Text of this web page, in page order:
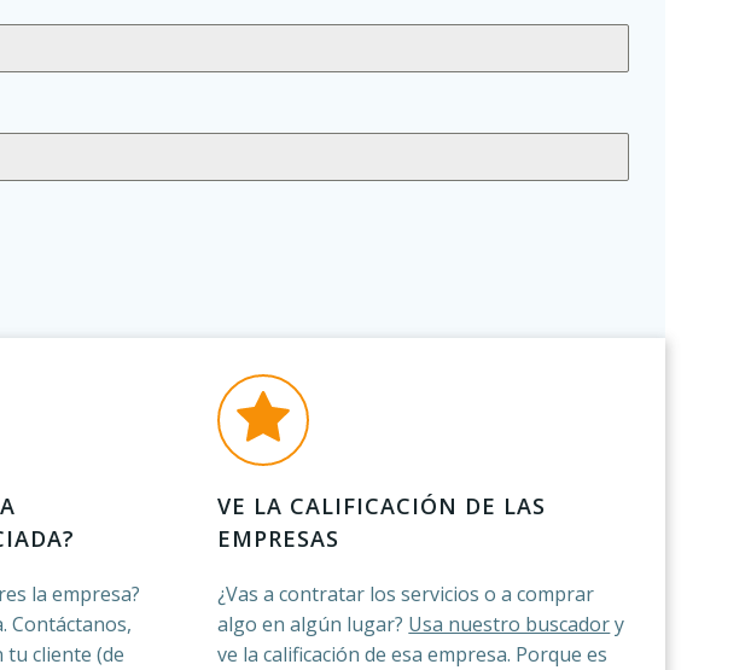
la empresa?
Contáctanos,
cliente (de
VE LA CALIFICACIÓN DE LAS
EMPRESAS
¿Vas a contratar los servicios o a comprar
algo en algún lugar? Usa nuestro buscadory
ve la calificación de esa empresa. Porque es